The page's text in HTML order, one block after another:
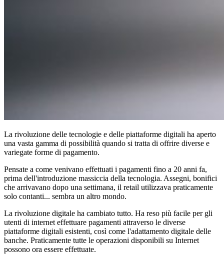
La rivoluzione delle tecnologie e delle piattaforme digitali ha aperto
una vasta gamma di possibilità quando si tratta di offrire diverse e
variegate forme di pagamento.
Pensate a come venivano effettuati i pagamenti fino a 20 anni fa,
prima dell'introduzione massiccia della tecnologia. Assegni, bonifici
che arrivavano dopo una settimana, il retail utilizzava praticamente
solo contanti... sembra un altro mondo.
La rivoluzione digitale ha cambiato tutto. Ha reso più facile per gli
utenti di internet effettuare pagamenti attraverso le diverse
piattaforme digitali esistenti, così come l'adattamento digitale delle
banche. Praticamente tutte le operazioni disponibili su Internet
possono ora essere effettuate.